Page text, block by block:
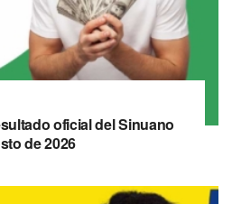
oficial del Sinuano
de 2026